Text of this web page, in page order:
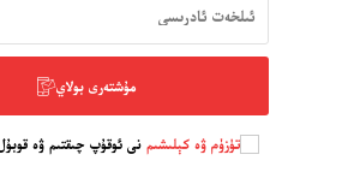
مۇشتەرى بولاي
تۈزۈم ۋە كېلىشىمنى ئوقۇپ چىقتىم ۋە